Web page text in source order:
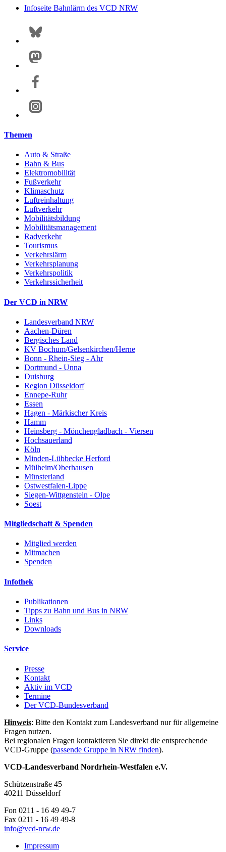
Infoseite Bahnlärm des VCD NRW
Themen
Auto & Straße
Bahn & Bus
Elektromobilität
Fußverkehr
Klimaschutz
Luftreinhaltung
Luftverkehr
Mobilitätsbildung
Mobilitätsmanagement
Radverkehr
Tourismus
Verkehrslärm
Verkehrsplanung
Verkehrspolitik
Verkehrssicherheit
Der VCD in NRW
Landesverband NRW
Aachen-Düren
Bergisches Land
KV Bochum/Gelsenkirchen/Herne
Bonn - Rhein-Sieg - Ahr
Dortmund - Unna
Duisburg
Region Düsseldorf
Ennepe-Ruhr
Essen
Hagen - Märkischer Kreis
Hamm
Heinsberg - Mönchengladbach - Viersen
Hochsauerland
Köln
Minden-Lübbecke Herford
Mülheim/Oberhausen
Münsterland
Ostwestfalen-Lippe
Siegen-Wittgenstein - Olpe
Soest
Mitgliedschaft & Spenden
Mitglied werden
Mitmachen
Spenden
Infothek
Publikationen
Tipps zu Bahn und Bus in NRW
Links
Downloads
Service
Presse
Kontakt
Aktiv im VCD
Termine
Der VCD-Bundesverband
Hinweis: Bitte den Kontakt zum Landesverband nur für allgemeine
Fragen nutzen.
Bei regionalen Fragen kontaktieren Sie direkt die entsprechende
VCD-Gruppe (passende Gruppe in NRW finden).
VCD-Landesverband Nordrhein-Westfalen e.V.
Schützenstraße 45
40211 Düsseldorf
Fon 0211 - 16 49 49-7
Fax 0211 - 16 49 49-8
info@vcd-nrw.de
Impressum